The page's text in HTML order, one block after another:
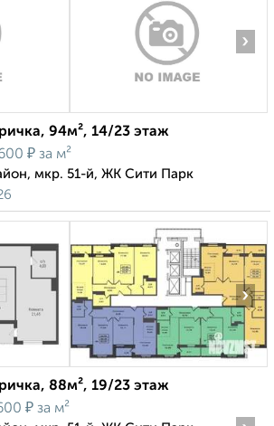
›
94м², 14/23 этаж
₽ за м²
мкр. 51-й, ЖК Сити Парк
›
88м², 19/23 этаж
₽ за м²